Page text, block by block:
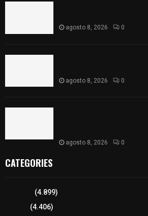
agosto 8, 2026 0
agosto 8, 2026 0
agosto 8, 2026 0
CATEGORIES
(4.899)
(4.406)